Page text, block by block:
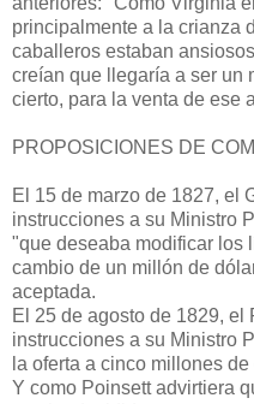
principalmente a la crianza
caballeros estaban
creían que llegaría a ser un
cierto, para la venta de ese
PROPOSICIONES DE
El 15 de marzo de 1827, el
instrucciones a su Ministro
"que deseaba modificar los
cambio de un millón de
aceptada.
El 25 de agosto de 1829, el
instrucciones a su Ministro
la oferta a cinco millones
Y como Poinsett advirtiera